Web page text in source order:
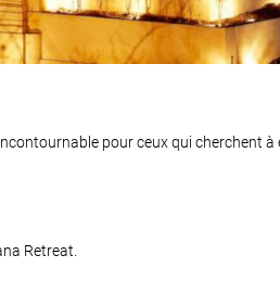
pour ceux qui cherchent à
Retreat.